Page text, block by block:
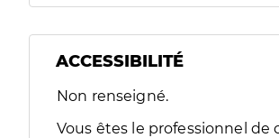
ACCESSIBILITÉ
Filtres
Sélectionnez un ou plusieurs
Non renseigné.
Vous êtes le professionnel de